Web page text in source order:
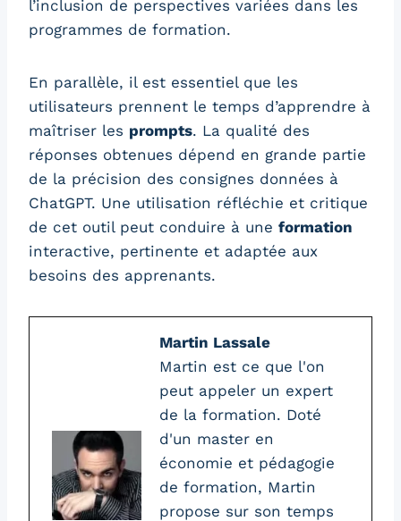
l’inclusion de perspectives variées dans les
programmes de formation.
En parallèle, il est essentiel que les
utilisateurs prennent le temps d’apprendre à
maîtriser les prompts. La qualité des
réponses obtenues dépend en grande partie
de la précision des consignes données à
ChatGPT. Une utilisation réfléchie et critique
de cet outil peut conduire à une formation
interactive, pertinente et adaptée aux
besoins des apprenants.
Martin Lassale
Martin est ce que l'on
peut appeler un expert
de la formation. Doté
d'un master en
économie et pédagogie
de formation, Martin
propose sur son temps